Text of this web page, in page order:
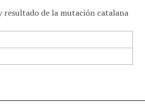
resultado de la mutación catalana